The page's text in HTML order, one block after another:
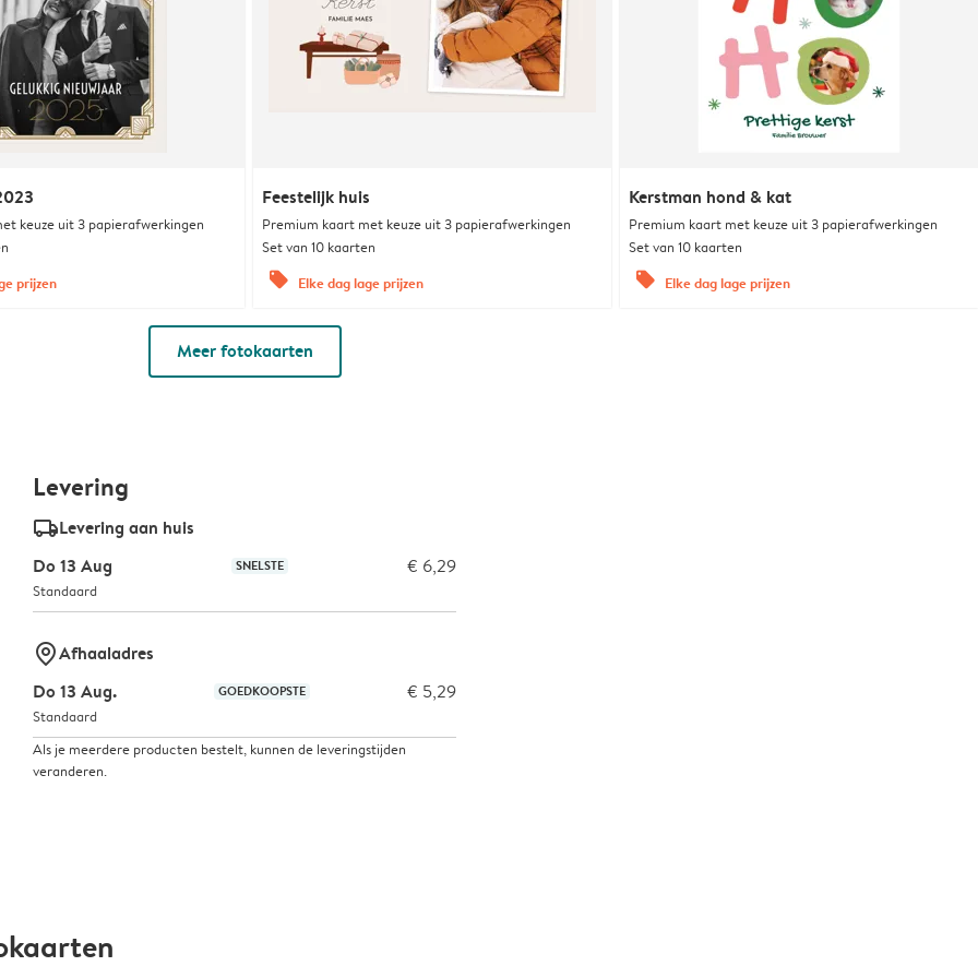
keuze uit 3 papierafwerkingen
prijzen
Feestelijk huis
Premium kaart met keuze uit 3 papierafwerkingen
Set van 10 kaarten
offers Elke dag lage prijzen
Kerstman hond & kat
Premium kaart met keuze uit 3 papierafwerkingen
Set van 10 kaarten
offers Elke dag lage prijzen
Meer fotokaarten
Levering
delivery_standard_v2Levering aan huis
Do 13 Aug
SNELSTE € 6,29
Standaard
marker-pinAfhaaladres
Do 13 Aug.
GOEDKOOPSTE € 5,29
Standaard
Als je meerdere producten bestelt, kunnen de leveringstijden
veranderen.